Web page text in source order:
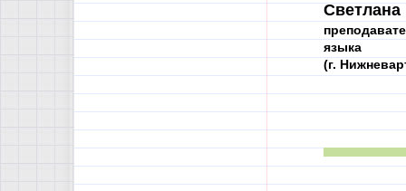
языка
(г.